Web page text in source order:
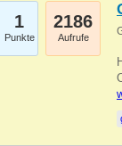
1
Punkte
2186
Aufrufe